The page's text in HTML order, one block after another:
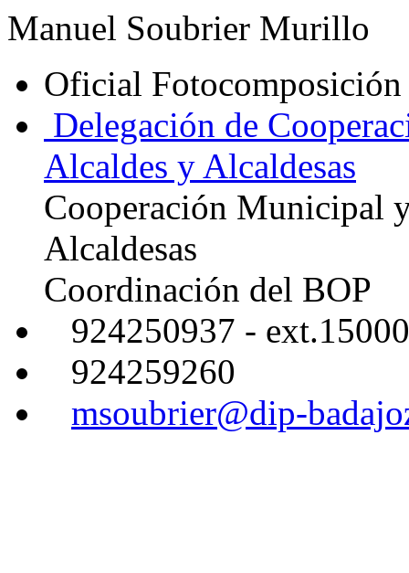
Manuel Soubrier Murillo
Oficial Fotocomposición
Delegación de
Alcaldes y Alcaldesas
Cooperación Municipal
Alcaldesas
Coordinación del BOP
924250937 - ext.15000
924259260
msoubrier@dip-